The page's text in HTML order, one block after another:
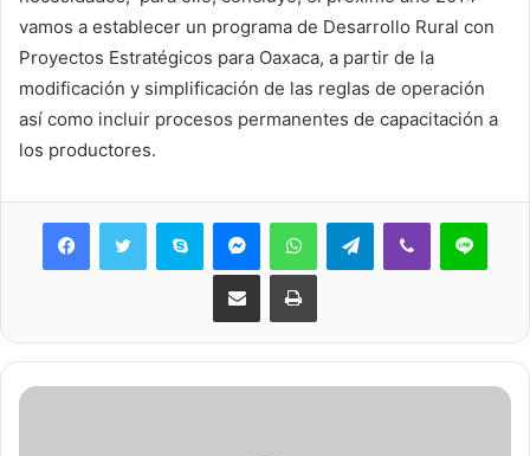
vamos a establecer un programa de Desarrollo Rural con
Proyectos Estratégicos para Oaxaca, a partir de la
modificación y simplificación de las reglas de operación
así como incluir procesos permanentes de capacitación a
los productores.
Skype MessengerWhatsAppTelegramViber Line
Share via Email Print